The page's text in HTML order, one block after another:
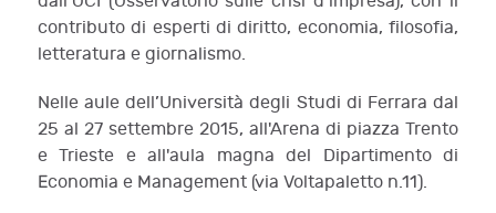
contributo di esperti di diritto, economia, filosofia,
letteratura e giornalismo.
Nelle aule dell’Università degli Studi di Ferrara dal
25 al 27 settembre 2015, all'Arena di piazza Trento
e Trieste e all'aula magna del Dipartimento di
Economia e Management (via Voltapaletto n.11).